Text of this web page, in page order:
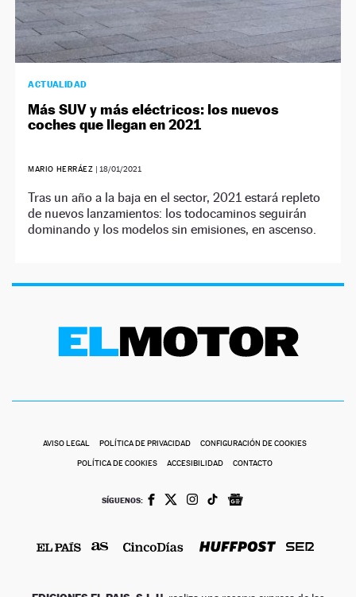
ACTUALIDAD
Más SUV y más eléctricos: los nuevos
coches que llegan en 2021
MARIO HERRÁEZ | 18/01/2021
Tras un año a la baja en el sector, 2021 estará repleto
de nuevos lanzamientos: los todocaminos seguirán
dominando y los modelos sin emisiones, en ascenso.
AVISO LEGAL POLÍTICA DE PRIVACIDAD CONFIGURACIÓN DE COOKIES
POLÍTICA DE COOKIES ACCESIBILIDAD CONTACTO
SÍGUENOS: